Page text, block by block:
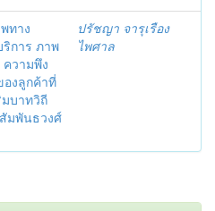
ทาง
การ ภาพ
วามพึง
งลูกค้าที่
บาทวิถี
มพันธวงศ์
ปรัชญา จารุเรือง
ไพศาล